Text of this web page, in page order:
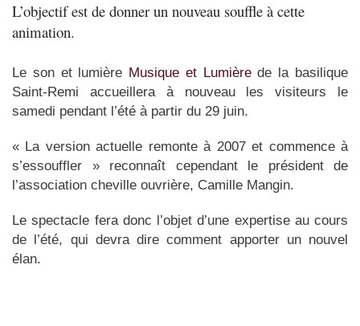
L’objectif est de donner un nouveau souffle à cette
animation.
Le son et lumière Musique et Lumièrede la basilique
Saint-Remi accueillera à nouveau les visiteurs le
samedi pendant l’été à partir du 29 juin.
« La version actuelle remonte à 2007 et commence à
s’essouffler » reconnaît cependant le président de
l’association cheville ouvrière, Camille Mangin.
Le spectacle fera donc l’objet d’une expertise au cours
de l’été, qui devra dire comment apporter un nouvel
élan.